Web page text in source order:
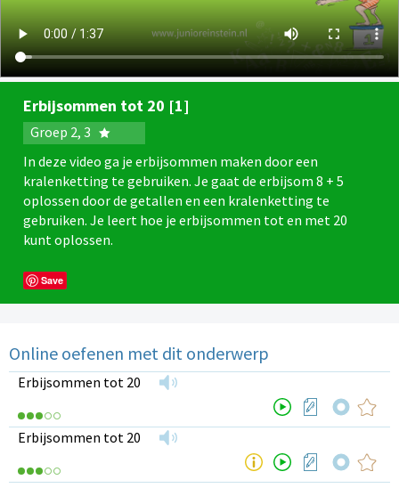
Erbijsommen tot 20 [1]
Groep 2, 3
In deze video ga je erbijsommen maken door een
kralenketting te gebruiken. Je gaat de erbijsom 8 + 5
oplossen door de getallen en een kralenketting te
gebruiken. Je leert hoe je erbijsommen tot en met 20
kunt oplossen.
Save
Online oefenen met dit onderwerp
Erbijsommen tot 20
Erbijsommen tot 20